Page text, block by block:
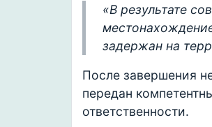
«В результате
задержан на
После завершения
передан
ответственности.